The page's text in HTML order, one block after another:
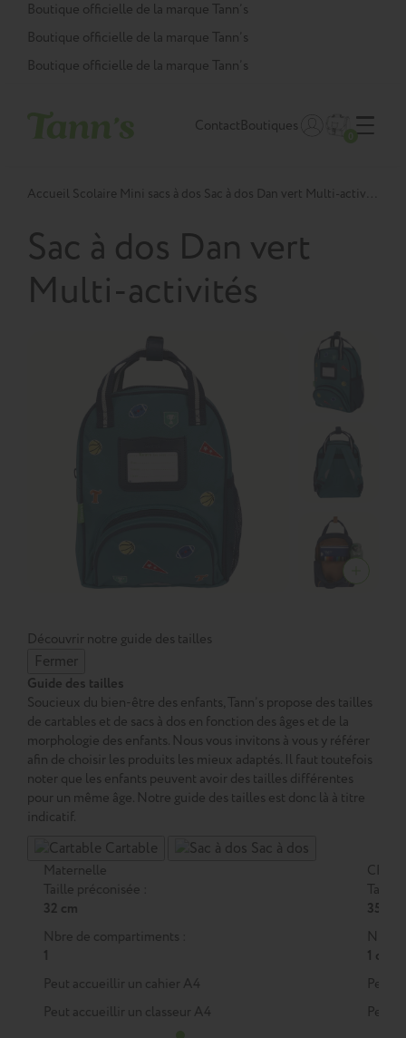
Panneau de gestion des cookies
Boutique officielle de la marque Tann’s
Boutique officielle de la marque Tann’s
Boutique officielle de la marque Tann’s
ContactBoutiques
Accueil Scolaire Mini sacs à dos Sac à dos Dan vert Multi-activités
Sac à dos Dan vert
Multi-activités
Découvrir notre guide des tailles
Fermer
Guide des tailles
Soucieux du bien-être des enfants, Tann’s propose des tailles
de cartables et de sacs à dos en fonction des âges et de la
morphologie des enfants. Nous vous invitons à vous y référer
afin de choisir les produits les mieux adaptés. Il faut toutefois
noter que les enfants peuvent avoir des tailles différentes
pour un même âge. Notre guide des tailles est donc là à titre
indicatif.
Cartable Sac à dos
Maternelle
Taille préconisée :
32 cm
Nbre de compartiments :
1
Peut accueillir un cahier A4
Peut accueillir un classeur A4
CP
Taille
35 cm
Nbre
1 ou 2
Peut
Peut